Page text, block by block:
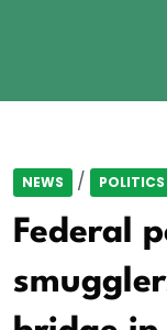
NEWS / POLITICS
Federal